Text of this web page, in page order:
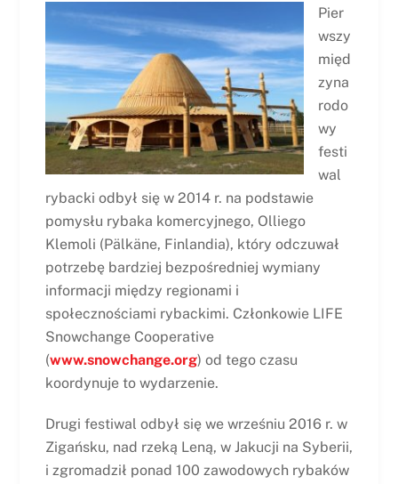
Pier
wszy
międ
zyna
rodo
wy
festi
wal
rybacki odbył się w 2014 r. na podstawie
pomysłu rybaka komercyjnego, Olliego
Klemoli (Pälkäne, Finlandia), który odczuwał
potrzebę bardziej bezpośredniej wymiany
informacji między regionami i
społecznościami rybackimi. Członkowie LIFE
Snowchange Cooperative
(www.snowchange.org) od tego czasu
koordynuje to wydarzenie.
Drugi festiwal odbył się we wrześniu 2016 r. w
Zigańsku, nad rzeką Leną, w Jakucji na Syberii,
i zgromadził ponad 100 zawodowych rybaków